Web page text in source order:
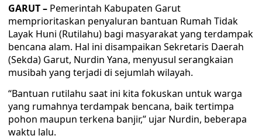
GARUT – Pemerintah Kabupaten Garut
memprioritaskan penyaluran bantuan Rumah Tidak
Layak Huni (Rutilahu) bagi masyarakat yang terdampak
bencana alam. Hal ini disampaikan Sekretaris Daerah
(Sekda) Garut, Nurdin Yana, menyusul serangkaian
musibah yang terjadi di sejumlah wilayah.
“Bantuan rutilahu saat ini kita fokuskan untuk warga
yang rumahnya terdampak bencana, baik tertimpa
pohon maupun terkena banjir,” ujar Nurdin, beberapa
waktu lalu.